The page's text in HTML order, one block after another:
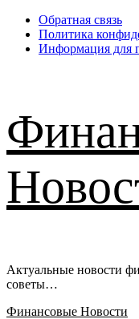
Перейти
содержимому
Обратная связь
Политика
Информация для
Актуальные новости
советы…
Основное
Финансовые Новости